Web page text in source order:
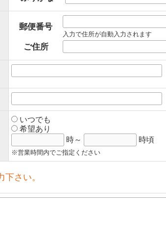
郵便番号
入力で住所が自動入力されます
ご住所
いつでも
希望あり
時～
時頃
※営業時間内でご指定ください
さい。